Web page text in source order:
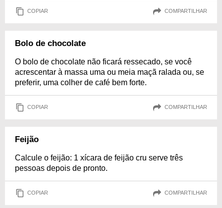
COPIAR COMPARTILHAR
Bolo de chocolate
O bolo de chocolate não ficará ressecado, se você
acrescentar à massa uma ou meia maçã ralada ou, se
preferir, uma colher de café bem forte.
COPIAR COMPARTILHAR
Feijão
Calcule o feijão: 1 xícara de feijão cru serve três
pessoas depois de pronto.
COPIAR COMPARTILHAR